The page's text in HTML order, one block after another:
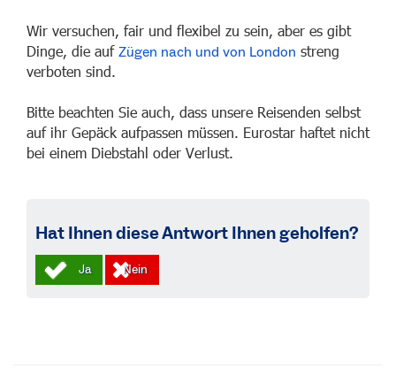
Wir versuchen, fair und flexibel zu sein, aber es gibt
Dinge, die auf Zügen nach und von London streng
verboten sind.
Bitte beachten Sie auch, dass unsere Reisenden selbst
auf ihr Gepäck aufpassen müssen. Eurostar haftet nicht
bei einem Diebstahl oder Verlust.
Hat Ihnen diese Antwort Ihnen geholfen?